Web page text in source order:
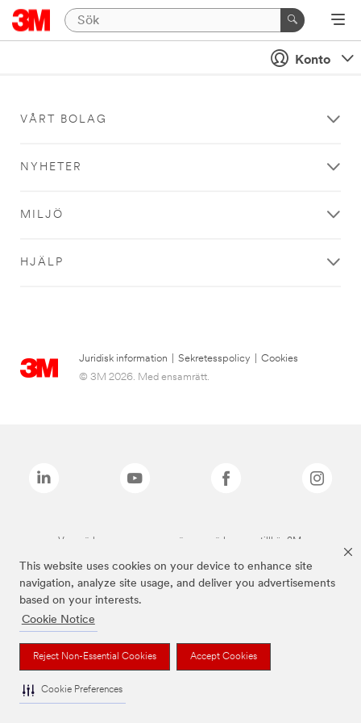
This website uses cookies on your device to enhance site
navigation, analyze site usage, and deliver you advertisements
based on your interests.
Cookie Notice
Reject Non-Essential Cookies Accept Cookies
Cookie Preferences
Konto
VÅRT BOLAG
NYHETER
MILJÖ
HJÄLP
Juridisk information Sekretesspolicy
Cookies
© 3M 2026. Med ensamrätt.
Varumärken som anges ovan är varumärken som tillhör 3M.